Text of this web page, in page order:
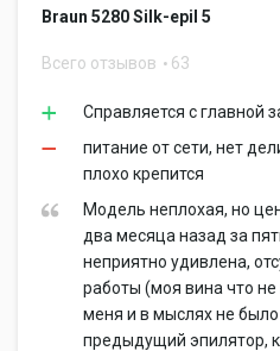
Braun 5280 Silk-epil 5
Всего отзывов 63
Справляется с главной
питание от сети, нет
плохо крепится
Модель неплохая, но
два месяца назад за
неприятно удивлена,
работы (моя вина что
меня и в мыслях не
предыдущий эпилятор,